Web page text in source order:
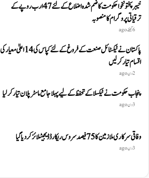
خیبرپختونخوا حکومت کا ضم شدہ اضلاع کے لئے 47 ارب روپے کے
ترقیاتی پروگرام کا منصوبہ
6 گھنٹے ago
پاکستان نے ٹیکسٹائل صنعت کے فروغ کے لئے کپاس کی 14 اعلیٰ معیار کی
اقسام تیار کر لیں
2 دن ago
پنجاب حکومت نے ٹیکسلا کے تحفظ کے لیے پہلا جامع ماسٹر پلان تیار کر لیا
3 دن ago
وفاقی سرکاری ملازمین کا 75 فیصد سروس ریکارڈ ڈیجیٹلائز کر دیا گیا
3 دن ago